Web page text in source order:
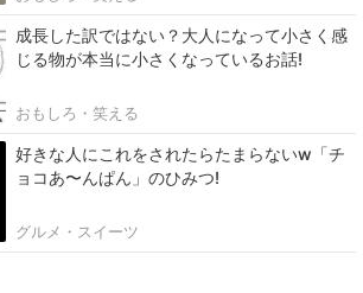
成長した訳ではない？大人になって小さく感
じる物が本当に小さくなっているお話!
おもしろ・笑える
好きな人にこれをされたらたまらないw「チ
ョコあ〜んぱん」のひみつ!
グルメ・スイーツ